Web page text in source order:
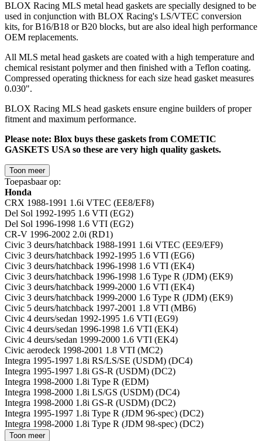
BLOX Racing MLS metal head gaskets are specially designed to be
used in conjunction with BLOX Racing's LS/VTEC conversion
kits, for B16/B18 or B20 blocks, but are also ideal high performance
OEM replacements.
All MLS metal head gaskets are coated with a high temperature and
chemical resistant polymer and then finished with a Teflon coating.
Compressed operating thickness for each size head gasket measures
0.030".
BLOX Racing MLS head gaskets ensure engine builders of proper
fitment and maximum performance.
Please note: Blox buys these gaskets from COMETIC
GASKETS USA so these are very high quality gaskets.
Toon meer
Toepasbaar op:
Honda
CRX 1988-1991 1.6i VTEC (EE8/EF8)
Del Sol 1992-1995 1.6 VTI (EG2)
Del Sol 1996-1998 1.6 VTI (EG2)
CR-V 1996-2002 2.0i (RD1)
Civic 3 deurs/hatchback 1988-1991 1.6i VTEC (EE9/EF9)
Civic 3 deurs/hatchback 1992-1995 1.6 VTI (EG6)
Civic 3 deurs/hatchback 1996-1998 1.6 VTI (EK4)
Civic 3 deurs/hatchback 1996-1998 1.6 Type R (JDM) (EK9)
Civic 3 deurs/hatchback 1999-2000 1.6 VTI (EK4)
Civic 3 deurs/hatchback 1999-2000 1.6 Type R (JDM) (EK9)
Civic 5 deurs/hatchback 1997-2001 1.8 VTI (MB6)
Civic 4 deurs/sedan 1992-1995 1.6 VTI (EG9)
Civic 4 deurs/sedan 1996-1998 1.6 VTI (EK4)
Civic 4 deurs/sedan 1999-2000 1.6 VTI (EK4)
Civic aerodeck 1998-2001 1.8 VTI (MC2)
Integra 1995-1997 1.8i RS/LS/SE (USDM) (DC4)
Integra 1995-1997 1.8i GS-R (USDM) (DC2)
Integra 1998-2000 1.8i Type R (EDM)
Integra 1998-2000 1.8i LS/GS (USDM) (DC4)
Integra 1998-2000 1.8i GS-R (USDM) (DC2)
Integra 1995-1997 1.8i Type R (JDM 96-spec) (DC2)
Integra 1998-2000 1.8i Type R (JDM 98-spec) (DC2)
Toon meer